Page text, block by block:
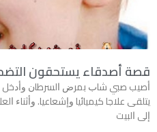
قصة أصدقاء يستحقون
ﺃﺻﻴﺐ ﺻﺒﻲ ﺷﺎﺏ ﺑﻤﺮﺽ ﺍﻟﺴﺮﻃﺎﻥ
ﻳﺘﻠﻘﻰ ﻋﻼﺟﺎ ﻛﻴﻤﻴﺎﺋﻴﺎ ﻭﺇﺷﻌﺎﻋﻴﺎ.
ﺇﻟﻰ ﺍﻟﺒﻴﺖ